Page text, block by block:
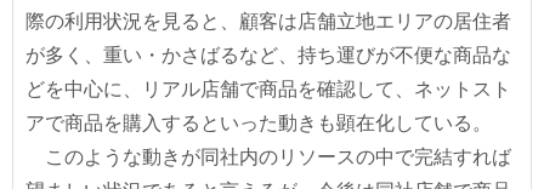
際の利用状況を見ると、顧客は店舗立地エリアの居住者
が多く、重い・かさばるなど、持ち運びが不便な商品な
どを中心に、リアル店舗で商品を確認して、ネットスト
アで商品を購入するといった動きも顕在化している。
このような動きが同社内のリソースの中で完結すれば